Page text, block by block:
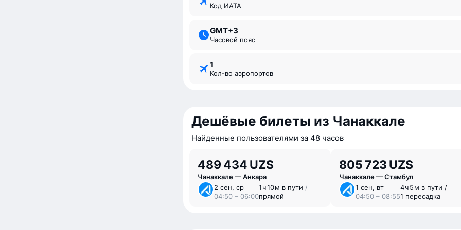
Код ИАТА
GMT+3
Часовой пояс
1
Кол-во аэропортов
Дешёвые билеты из Чанаккале
Найденные пользователями за 48 часов
489 434 UZS
Чанаккале — Анкара
2 сен, ср
04:50 – 06:00
1 ⁠ч 10 ⁠м в пути /
прямой
805 723 UZS
Чанаккале — Стамбул
1 сен, вт
04:50 – 08:55
4 ⁠ч 5 ⁠м в пути /
1 пересадка